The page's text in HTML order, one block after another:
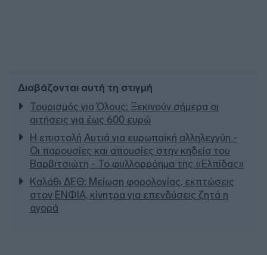
Διαβάζονται αυτή τη στιγμή
Τουρισμός για Όλους: Ξεκινούν σήμερα οι
αιτήσεις για έως 600 ευρώ
Η επιστολή Αυτιά για ευρωπαϊκή αλληλεγγύη -
Οι παρουσίες και απουσίες στην κηδεία του
Βαρβιτσιώτη - Το φυλλορρόημα της «Ελπίδας»
Καλάθι ΔΕΘ: Μείωση φορολογίας, εκπτώσεις
στον ΕΝΦΙΑ, κίνητρα για επενδύσεις ζητά η
αγορά